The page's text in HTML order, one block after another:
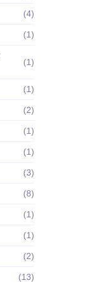
(4)
(1)
(1)
(1)
(2)
(1)
(1)
(3)
(8)
(1)
(1)
(2)
(13)